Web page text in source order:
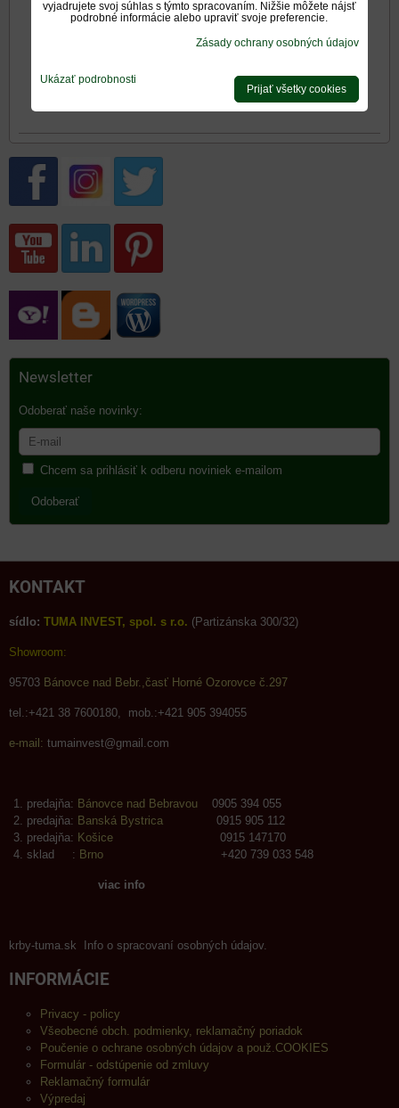
Hodnotenie produktu:
<span
Odoslať
Newsletter
Odoberať naše novinky:
Chcem sa prihlásiť k odberu noviniek e-mailom
Odoberať
KONTAKT
sídlo: TUMA INVEST, spol. s r.o. (Partizánska 300/32)
Showroom:
95703 Bánovce nad Bebr.,časť Horné Ozorovce č.297
tel.:+421 38 7600180, mob.:+421 905 394055
e-mail: tumainvest@gmail.com
predajňa: Bánovce nad Bebravou 0905 394 055
predajňa: Banská Bystrica 0915 905 112
predajňa: Košice 0915 147170
sklad : Brno +420 739 033 548
viac info
krby-tuma.sk Info o spracovaní osobných údajov.
INFORMÁCIE
Privacy - policy
Všeobecné obch. podmienky, reklamačný poriadok
Poučenie o ochrane osobných údajov a použ.COOKIES
Formulár - odstúpenie od zmluvy
Reklamačný formulár
Výpredaj
vyjadrujete svoj súhlas s týmto spracovaním. Nižšie môžete nájsť
podrobné informácie alebo upraviť svoje preferencie.
Zásady ochrany osobných údajov
Ukázať podrobnosti
Prijať všetky cookies